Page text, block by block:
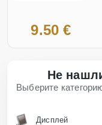
9.50 €
Не
Выберите
Дисплей